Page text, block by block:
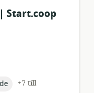
Start.coop
+7 till